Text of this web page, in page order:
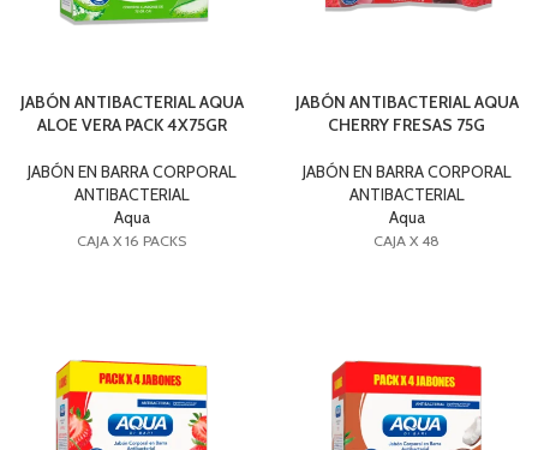
JABÓN ANTIBACTERIAL AQUA
ALOE VERA PACK 4X75GR
JABÓN EN BARRA CORPORAL
ANTIBACTERIAL
Aqua
CAJA X 16 PACKS
JABÓN ANTIBACTERIAL AQUA
CHERRY FRESAS 75G
JABÓN EN BARRA CORPORAL
ANTIBACTERIAL
Aqua
CAJA X 48